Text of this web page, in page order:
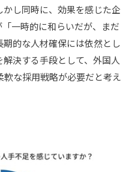
し同時に、効果を感じた企
一時的に和らいだが、まだ
的な人材確保には依然とし
決する手段として、外国人
な採用戦略が必要だと考え